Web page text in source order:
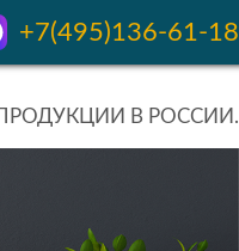
+7(495)136-61-18
В РОССИИ.